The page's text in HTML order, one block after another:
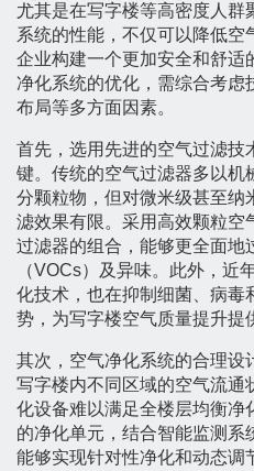
尤其是在写字楼等高密度人
系统的性能，不仅可以降低空
企业构建一个更加安全和舒适
净化系统的优化，需综合考虑
布局等多方面因素。
首先，选用先进的空气过滤技
键。传统的空气过滤器多以机
分颗粒物，但对微米级甚至纳
滤效果有限。采用高效颗粒空
过滤器的组合，能够更全面地
（VOCs）及异味。此外，近
化技术，也在抑制细菌、病毒
势，为写字楼空气质量提升提
其次，空气净化系统的合理设
写字楼内不同区域的空气流通
化设备难以满足全楼层均衡净
的净化单元，结合智能监测系
能够实现针对性净化和动态调